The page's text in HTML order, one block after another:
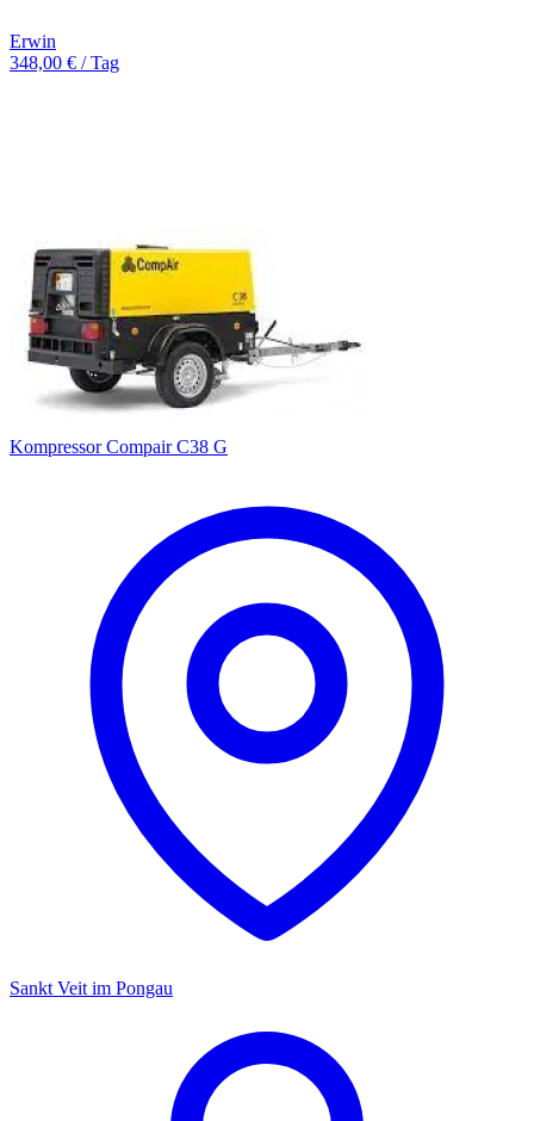
Erwin
348,00 € / Tag
Kompressor Compair C38 G
Sankt Veit im Pongau